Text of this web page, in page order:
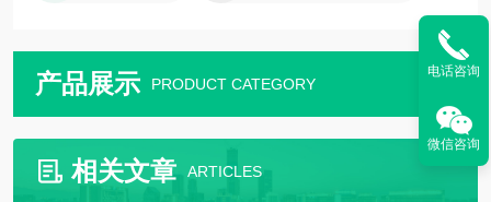
产品展示 PRODUCT CATEGORY
相关文章 ARTICLES
电话咨询
微信咨询